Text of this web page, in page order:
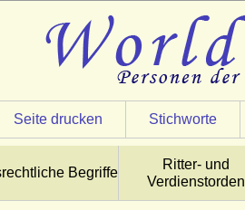
Seite drucken Stichworte
Begriffe
Ritter- und
Verdienstorden